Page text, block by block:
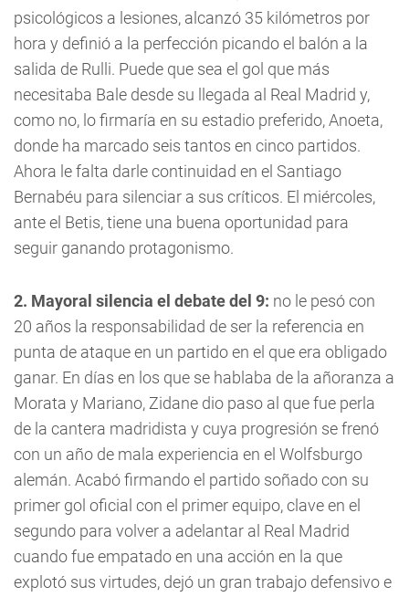
psicológicos a lesiones, alcanzó 35 kilómetros por
hora y definió a la perfección picando el balón a la
salida de Rulli. Puede que sea el gol que más
necesitaba Bale desde su llegada al Real Madrid y,
como no, lo firmaría en su estadio preferido, Anoeta,
donde ha marcado seis tantos en cinco partidos.
Ahora le falta darle continuidad en el Santiago
Bernabéu para silenciar a sus críticos. El miércoles,
ante el Betis, tiene una buena oportunidad para
seguir ganando protagonismo.
2. Mayoral silencia el debate del 9: no le pesó con
20 años la responsabilidad de ser la referencia en
punta de ataque en un partido en el que era obligado
ganar. En días en los que se hablaba de la añoranza a
Morata y Mariano, Zidane dio paso al que fue perla
de la cantera madridista y cuya progresión se frenó
con un año de mala experiencia en el Wolfsburgo
alemán. Acabó firmando el partido soñado con su
primer gol oficial con el primer equipo, clave en el
segundo para volver a adelantar al Real Madrid
cuando fue empatado en una acción en la que
explotó sus virtudes, dejó un gran trabajo defensivo e